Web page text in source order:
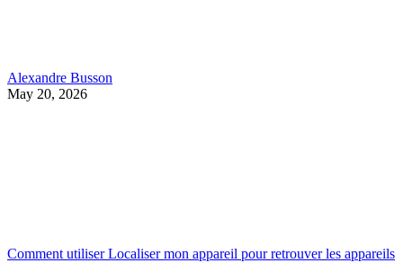
Alexandre Busson
May 20, 2026
Comment utiliser Localiser mon appareil pour retrouver les appareils